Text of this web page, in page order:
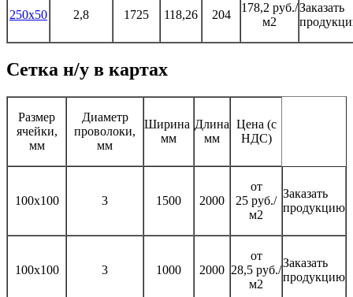
250х50 2,8 1725 118,26 204
178,2 руб./
м2
Заказать
Сетка н/у в картах
Размер
ячейки,
мм
Диаметр
проволоки,
мм
Ширина
мм
Длина
мм
Цена (с
НДС)
100х100 3 1500 2000
от
25 руб./
м2
Заказать
продукцию
100х100 3 1000 2000
от
28,5 руб./
м2
Заказать
продукцию